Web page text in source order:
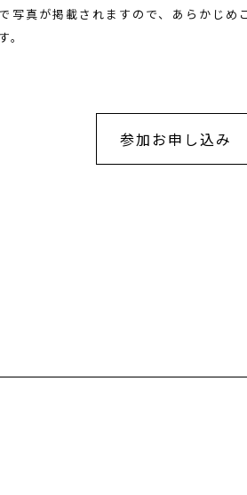
写真が掲載されますので、あらかじ
。
参加お申し込み